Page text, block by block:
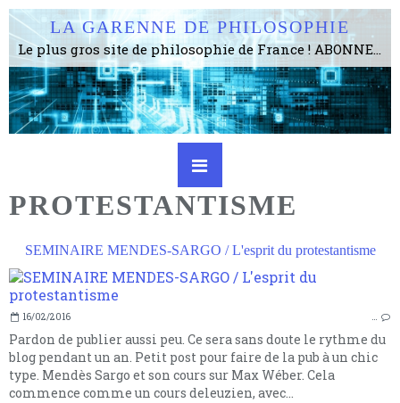
LA GARENNE DE PHILOSOPHIE
Le plus gros site de philosophie de France ! ABONNEZ-VOUS ! 4115 Articles, 1634 abonné·e·s, depuis 2006 . . . . . . . . 2 852 214 pages vues jusqu'à présent. Prestance et être apte à un plus grand nombre de choses.
PROTESTANTISME
SEMINAIRE MENDES-SARGO / L'esprit du protestantisme
16/02/2016 …
Pardon de publier aussi peu. Ce sera sans doute le rythme du
blog pendant un an. Petit post pour faire de la pub à un chic
type. Mendès Sargo et son cours sur Max Wéber. Cela
commence comme un cours deleuzien, avec...